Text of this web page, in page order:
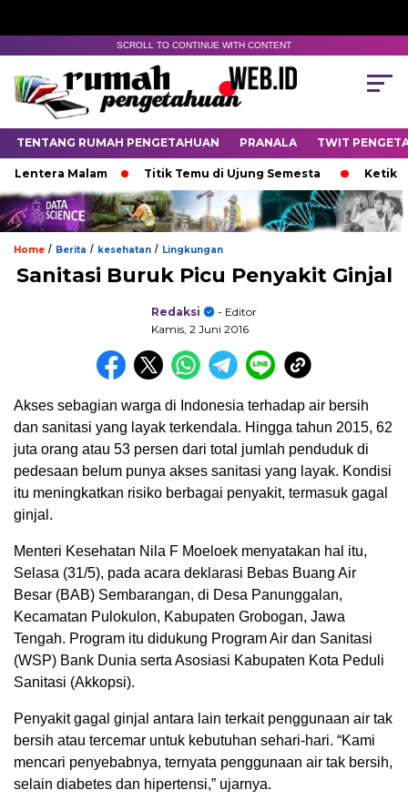
SCROLL TO CONTINUE WITH CONTENT
TENTANG RUMAH PENGETAHUAN PRANALA TWIT
Malam Titik Temu di Ujung Semesta Ketika
Home / Berita / kesehatan / Lingkungan
Sanitasi Buruk Picu Penyakit Ginjal
Redaksi
- Editor
Kamis, 2 Juni 2016
Akses sebagian warga di Indonesia terhadap air bersih
dan sanitasi yang layak terkendala. Hingga tahun 2015, 62
juta orang atau 53 persen dari total jumlah penduduk di
pedesaan belum punya akses sanitasi yang layak. Kondisi
itu meningkatkan risiko berbagai penyakit, termasuk gagal
ginjal.
Menteri Kesehatan Nila F Moeloek menyatakan hal itu,
Selasa (31/5), pada acara deklarasi Bebas Buang Air
Besar (BAB) Sembarangan, di Desa Panunggalan,
Kecamatan Pulokulon, Kabupaten Grobogan, Jawa
Tengah. Program itu didukung Program Air dan Sanitasi
(WSP) Bank Dunia serta Asosiasi Kabupaten Kota Peduli
Sanitasi (Akkopsi).
Penyakit gagal ginjal antara lain terkait penggunaan air tak
bersih atau tercemar untuk kebutuhan sehari-hari. “Kami
mencari penyebabnya, ternyata penggunaan air tak bersih,
selain diabetes dan hipertensi,” ujarnya.